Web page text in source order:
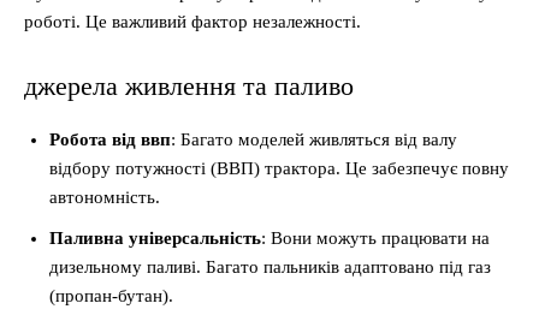
роботі. Це важливий фактор незалежності.
джерела живлення та паливо
Робота від ввп: Багато моделей живляться від валу
відбору потужності (ВВП) трактора. Це забезпечує повну
автономність.
Паливна універсальність: Вони можуть працювати на
дизельному паливі. Багато пальників адаптовано під газ
(пропан-бутан).